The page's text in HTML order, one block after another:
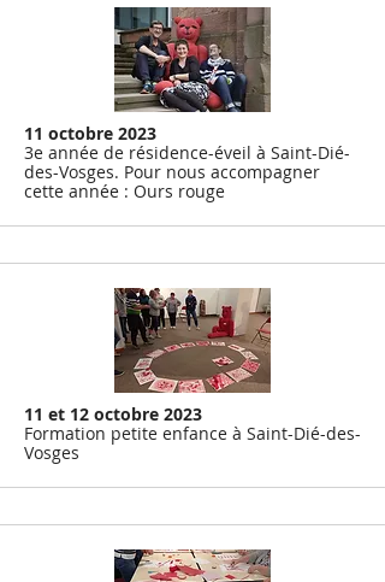
11 octobre 2023
3e année de résidence-éveil à Saint-Dié-
des-Vosges. Pour nous accompagner
cette année : Ours rouge
11 et 12 octobre 2023
Formation petite enfance à Saint-Dié-des-
Vosges